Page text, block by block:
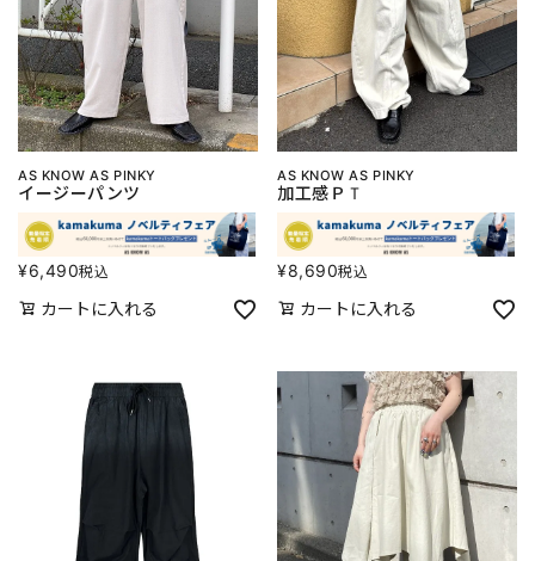
AS KNOW AS PINKY
イージーパンツ
¥6,490税込
カートに入れる
AS KNOW AS PINKY
加工感ＰＴ
¥8,690税込
カートに入れる